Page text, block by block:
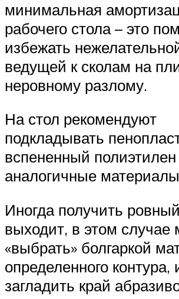
минимальная
рабочего стола – это
избежать
ведущей к сколам на
неровному разлому.
На стол рекомендуют
подкладывать
вспененный
аналогичные
Иногда получить
выходит, в этом случае
«выбрать» болгаркой
определенного контура,
загладить край